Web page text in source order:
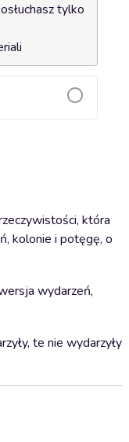
tylko
która
kolonie i potęgę, o
wydarzeń,
te nie wydarzyły